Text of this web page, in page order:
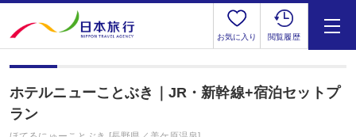
お気に入り 閲覧履歴
ホテルニューことぶき｜JR・新幹線+宿泊セットプ
ラン